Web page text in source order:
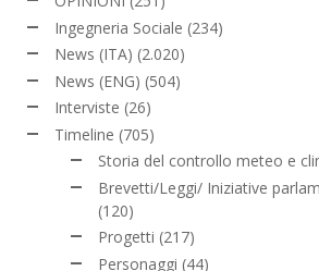
Ingegneria Sociale (234)
News (ITA) (2.020)
News (ENG) (504)
Interviste (26)
Timeline (705)
Storia del controllo meteo e
Brevetti/Leggi/ Iniziative
(120)
Progetti (217)
Personaggi (44)